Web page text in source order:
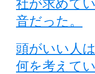
社が求めて
音だった。
頭がいい人
何を考えて